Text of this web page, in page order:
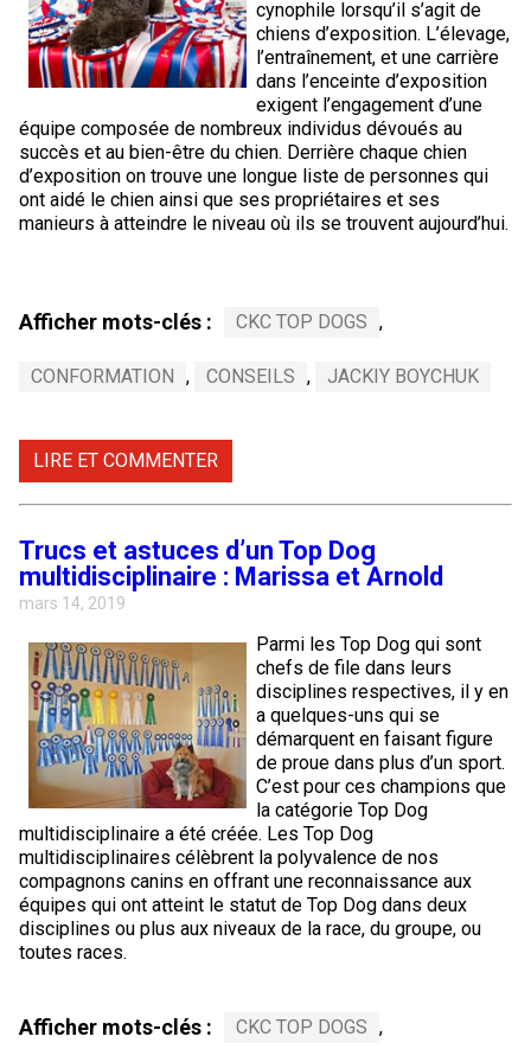
Berger anglais
Berger polonais de plaine
Berger portugais
Puli
Vallhund suédois
Corgi gallois (Cardigan)
Corgi gallois (Pembroke)
Pumi
Lapphund suédois
Chien Ibizan
Lévrier irlandais
Norrbottenspets
Elkhound norvégien
Pharaoh Hound
Rhodesian ridgeback
Lévrier persan
Shikoku
Whippet
Chien nu du Pérou (Perro Sin Pelo Del Peru)
Terrier tibétain
Xoloitzcuintli (moyen)
Xoloïtzcuintli (standard)
Setter irlandais
Épagneul cocker américain
Épagneul d’eau américain
Épagneul bleu de Picardie
Épagneul springer anglais
Épagneul des champs
Épagneul français
Épagneul d’eau irlandais
Épagneul Sussex
Épagneul springer gallois
Spinone italiano
Vizsla à poil lisse
Terrier de Norwich
Terrier du révérend Russell
Terrier chasseur de rat
Terrier Russell
Terrier Skye
Terrier wheaten à poil doux
Bull terrier du Staffordshire
Terrier gallois
Terrier blanc du West Highland
Caniche (nain)
Carlin
Petit chien russe
Terrier à poil soyeux
Terrier du Yorkshire
Grand bouvier suisse
Chien du Groenland
Hovawart
Chien d’ours de Carélie
Mastiff
Mâtin napolitain
Terre-Neuve
Chien d’eau portugais
Rottweiler
Samoyède
Schnauzer (géant)
Schnauzer (standard)
Top Dogs
cynophile lorsqu’il s’agit de
chiens d’exposition. L’élevage,
l’entraînement, et une carrière
dans l’enceinte d’exposition
exigent l’engagement d’une
équipe composée de nombreux individus dévoués au
succès et au bien-être du chien. Derrière chaque chien
d’exposition on trouve une longue liste de personnes qui
ont aidé le chien ainsi que ses propriétaires et ses
manieurs à atteindre le niveau où ils se trouvent aujourd’hui.
Afficher mots-clés : CKC TOP DOGS ,
CONFORMATION , CONSEILS , JACKIY BOYCHUK
LIRE ET COMMENTER
Trucs et astuces d’un Top Dog
multidisciplinaire : Marissa et Arnold
mars 14, 2019
Parmi les Top Dog qui sont
chefs de file dans leurs
disciplines respectives, il y en
a quelques-uns qui se
démarquent en faisant figure
de proue dans plus d’un sport.
C’est pour ces champions que
la catégorie Top Dog
multidisciplinaire a été créée. Les Top Dog
multidisciplinaires célèbrent la polyvalence de nos
compagnons canins en offrant une reconnaissance aux
équipes qui ont atteint le statut de Top Dog dans deux
disciplines ou plus aux niveaux de la race, du groupe, ou
toutes races.
Afficher mots-clés : CKC TOP DOGS ,